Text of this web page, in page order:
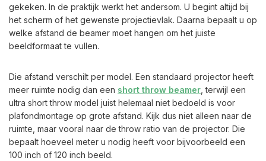
gekeken. In de praktijk werkt het andersom. U begint altijd bij
het scherm of het gewenste projectievlak. Daarna bepaalt u op
welke afstand de beamer moet hangen om het juiste
beeldformaat te vullen.
Die afstand verschilt per model. Een standaard projector heeft
meer ruimte nodig dan een short throw beamer , terwijl een
ultra short throw model juist helemaal niet bedoeld is voor
plafondmontage op grote afstand. Kijk dus niet alleen naar de
ruimte, maar vooral naar de throw ratio van de projector. Die
bepaalt hoeveel meter u nodig heeft voor bijvoorbeeld een
100 inch of 120 inch beeld.